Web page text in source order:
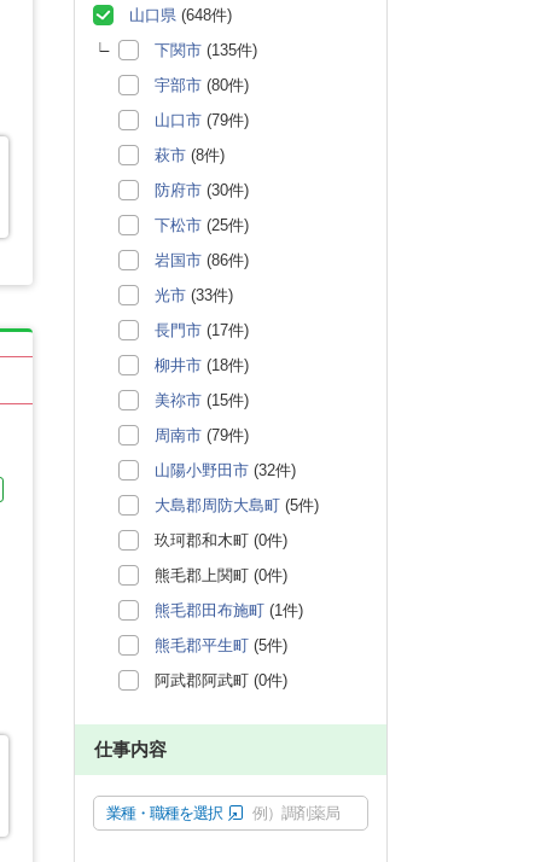
山口県 (648件)
下関市 (135件)
宇部市 (80件)
山口市 (79件)
萩市 (8件)
防府市 (30件)
下松市 (25件)
岩国市 (86件)
光市 (33件)
長門市 (17件)
柳井市 (18件)
美祢市 (15件)
周南市 (79件)
山陽小野田市 (32件)
大島郡周防大島町 (5件)
玖珂郡和木町 (0件)
熊毛郡上関町 (0件)
熊毛郡田布施町 (1件)
熊毛郡平生町 (5件)
阿武郡阿武町 (0件)
仕事内容
業種・職種を選択 例）調剤薬局